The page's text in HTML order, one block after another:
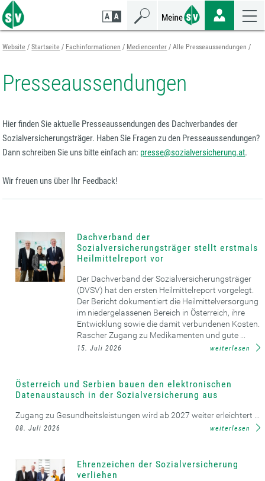
Zum
Seiteninhalt
springen
Zur
Navigation
springen
Zur
Mobilen
Navigation
springen
Website Startseite Fachinformationen Mediencenter Alle Presseaussendungen
Presseaussendungen
Hier finden Sie aktuelle Presseaussendungen des Dachverbandes der
Sozialversicherungsträger. Haben Sie Fragen zu den Presseaussendungen?
Dann schreiben Sie uns bitte einfach an: presse@sozialversicherung.at.
Wir freuen uns über Ihr Feedback!
Dachverband der
Sozialversicherungsträger stellt erstmals
Heilmittelreport vor
Der Dachverband der Sozialversicherungsträger
(DVSV) hat den ersten Heilmittelreport vorgelegt.
Der Bericht dokumentiert die Heilmittelversorgung
im niedergelassenen Bereich in Österreich, ihre
Entwicklung sowie die damit verbundenen Kosten.
Rascher Zugang zu Medikamenten und gute ...
15. Juli 2026 weiterlesen
Österreich und Serbien bauen den elektronischen
Datenaustausch in der Sozialversicherung aus
Zugang zu Gesundheitsleistungen wird ab 2027 weiter erleichtert ...
08. Juli 2026 weiterlesen
Ehrenzeichen der Sozialversicherung
verliehen